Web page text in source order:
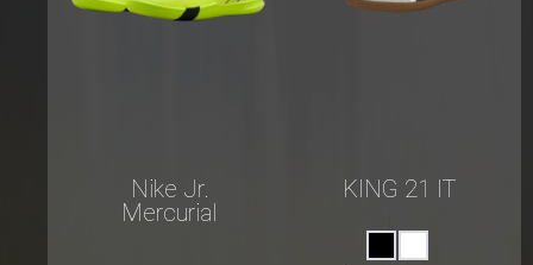
Nike Jr.
Mercurial
KING 21 IT